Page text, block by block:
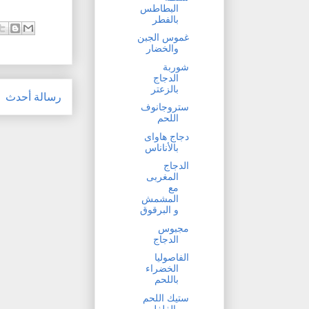
رسالة أحدث
البطاطس
بالفطر
غموس الجبن
والخضار
شوربة
الدجاج
بالزعتر
ستروجانوف
اللحم
دجاج هاواى
بالأناناس
الدجاج
المغربى
مع
المشمش
و البرقوق
مجبوس
الدجاج
الفاصوليا
الخضراء
باللحم
ستيك اللحم